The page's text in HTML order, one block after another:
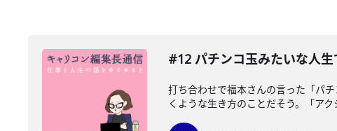
#12 パチンコ玉みたいな人生
打ち合わせで福本さんの言った「パ
くような生き方のことだそう。「ア